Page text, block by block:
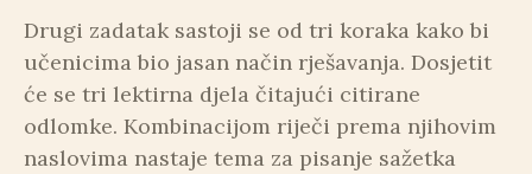
Drugi zadatak sastoji se od tri koraka kako bi
učenicima bio jasan način rješavanja. Dosjetit
će se tri lektirna djela čitajući citirane
odlomke. Kombinacijom riječi prema njihovim
naslovima nastaje tema za pisanje sažetka